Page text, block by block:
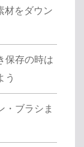
材をダウン
保存の時は
う
・ブラシま